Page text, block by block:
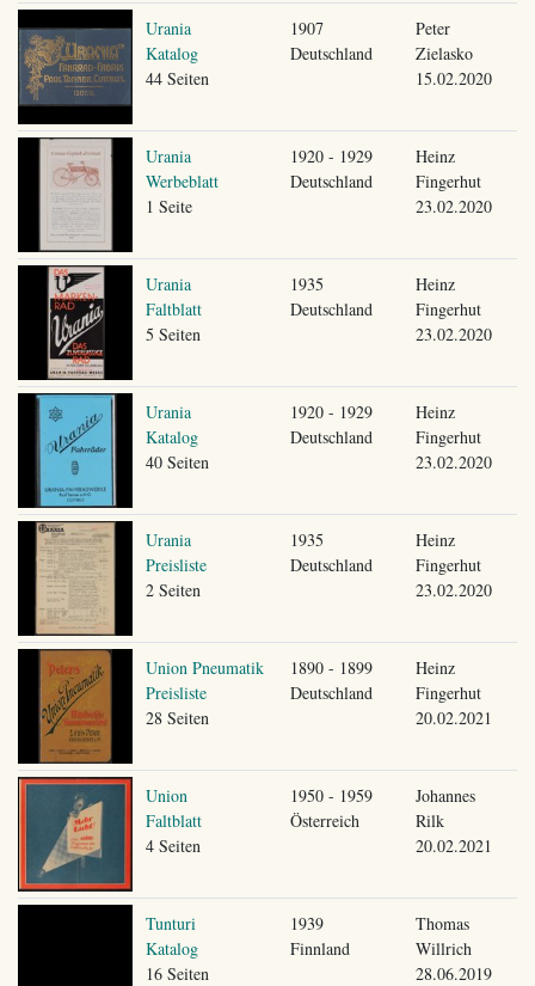
Urania
Katalog
44 Seiten
1907
Deutschland
Peter
Zielasko
15.02.2020
Urania
Werbeblatt
1 Seite
1920 - 1929
Deutschland
Heinz
Fingerhut
23.02.2020
Urania
Faltblatt
5 Seiten
1935
Deutschland
Heinz
Fingerhut
23.02.2020
Urania
Katalog
40 Seiten
1920 - 1929
Deutschland
Heinz
Fingerhut
23.02.2020
Urania
Preisliste
2 Seiten
1935
Deutschland
Heinz
Fingerhut
23.02.2020
Union Pneumatik
Preisliste
28 Seiten
1890 - 1899
Deutschland
Heinz
Fingerhut
20.02.2021
Union
Faltblatt
4 Seiten
1950 - 1959
Österreich
Johannes
Rilk
20.02.2021
Tunturi
Katalog
16 Seiten
1939
Finnland
Thomas
Willrich
28.06.2019